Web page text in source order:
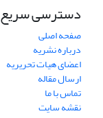
دسترسی سریع
صفحه اصلی
درباره نشریه
اعضای هیات تحریریه
ارسال مقاله
تماس با ما
نقشه سایت